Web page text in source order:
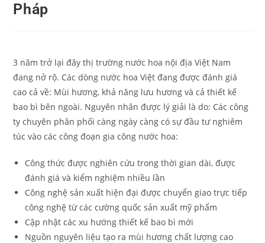
Pháp
3 năm trở lại đây thị trường nước hoa nội địa Việt Nam
đang nở rộ. Các dòng nước hoa Việt đang được đánh giá
cao cả về: Mùi hương, khả năng lưu hương và cả thiết kế
bao bì bên ngoài. Nguyên nhân được lý giải là do: Các công
ty chuyên phân phối càng ngày càng có sự đầu tư nghiêm
túc vào các công đoạn gia công nước hoa:
Công thức được nghiên cứu trong thời gian dài, được
đánh giá và kiểm nghiệm nhiều lần
Công nghệ sản xuất hiện đại được chuyển giao trực tiếp
công nghệ từ các cường quốc sản xuất mỹ phẩm
Cập nhật các xu hướng thiết kế bao bì mới
Nguồn nguyên liệu tạo ra mùi hương chất lượng cao